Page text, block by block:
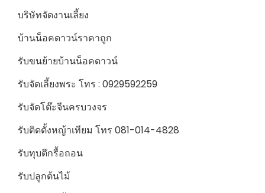
บริษัทจัดงานเลี้ยง
บ้านน็อคดาวน์ราคาถูก
รับขนย้ายบ้านน็อคดาวน์
รับจัดเลี้ยงพระ โทร : 0929592259
รับจัดโต๊ะจีนครบวงจร
รับติดตั้งหญ้าเทียม โทร 081-014-4828
รับทุบตึกรื้อถอน
รับปลูกต้นไม้